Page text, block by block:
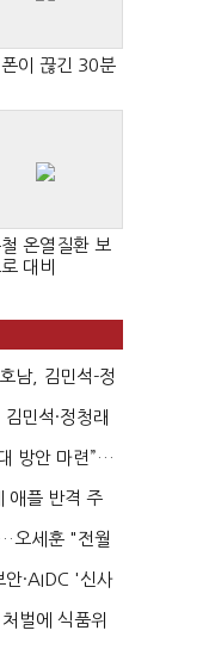
이 끊긴 30분
온열질환 보
대비
남, 김민석-정
민석·정청래
방안 마련”…
애플 반격 주
오세훈 "전월
·AIDC '신사
벌에 식품위